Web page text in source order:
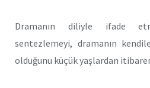
Dramanın diliyle ifade
sentezlemeyi, dramanın
olduğunu küçük yaşlardan